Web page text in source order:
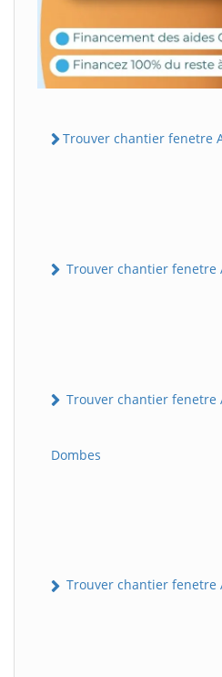
Trouver chantier fenetre
Trouver chantier fenetre
Trouver chantier fenetre
Dombes
Trouver chantier fenetre